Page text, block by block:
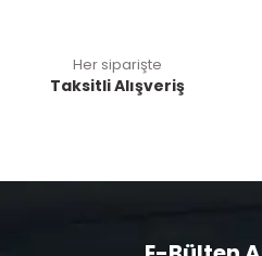
Her siparişte
Taksitli Alışveriş